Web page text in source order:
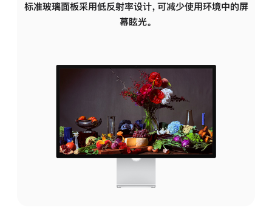
标准玻璃面板采用低反射率设计，可减少使用环境中的屏
幕眩光。